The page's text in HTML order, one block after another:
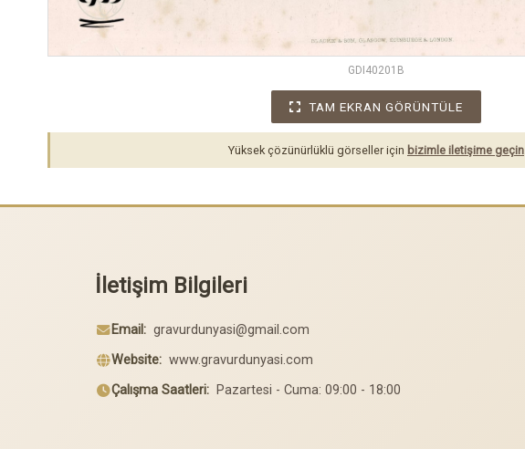
GDI40201B
TAM EKRAN GÖRÜNTÜLE
Yüksek çözünürlüklü görseller için bizimle iletişime geçin
İletişim Bilgileri
Email: gravurdunyasi@gmail.com
Website: www.gravurdunyasi.com
Çalışma Saatleri: Pazartesi - Cuma: 09:00 - 18:00